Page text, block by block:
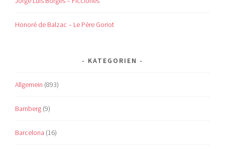
Honoré de Balzac – Le Père Goriot
KATEGORIEN
Allgemein (893)
Bamberg (9)
Barcelona (16)